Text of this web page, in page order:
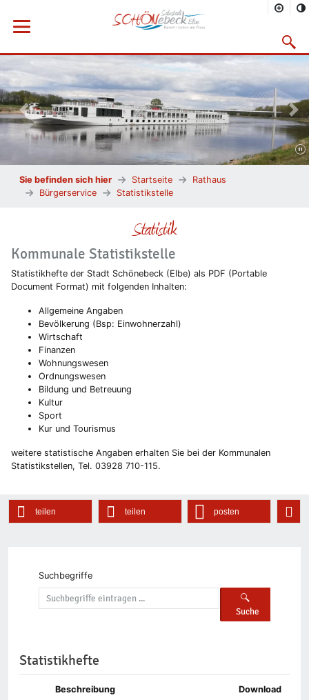
Menü öffnen
Vorheriges Bild
Sie befinden sich hier Startseite
Rathaus
Bürgerservice
Statistikstelle
Statistik
Kommunale Statistikstelle
Statistikhefte der Stadt Schönebeck (Elbe) als PDF (Portable
Document Format) mit folgenden Inhalten:
Allgemeine Angaben
Bevölkerung (Bsp: Einwohnerzahl)
Wirtschaft
Finanzen
Wohnungswesen
Ordnungswesen
Bildung und Betreuung
Kultur
Sport
Kur und Tourismus
weitere statistische Angaben erhalten Sie bei der Kommunalen
Statistikstellen, Tel. 03928 710-115.
teilen teilen posten
Suchbegriffe
Suche
Statistikhefte
Beschreibung Download